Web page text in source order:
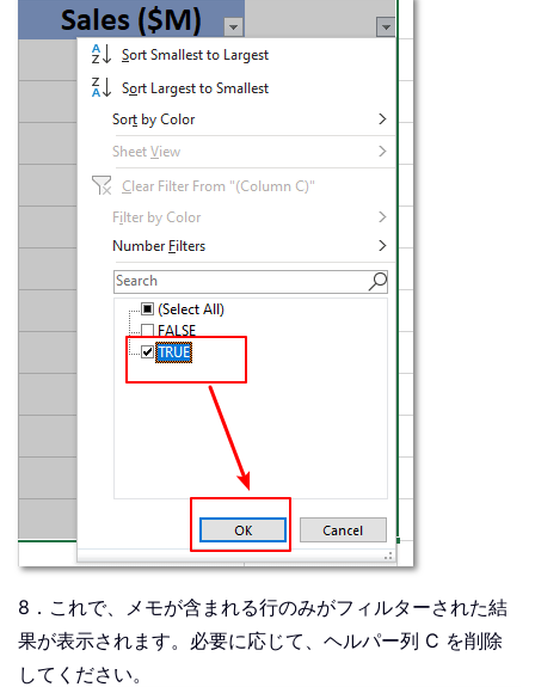
8．これで、メモが含まれる行のみがフィルターされた結
果が表示されます。必要に応じて、ヘルパー列 C を削除
してください。